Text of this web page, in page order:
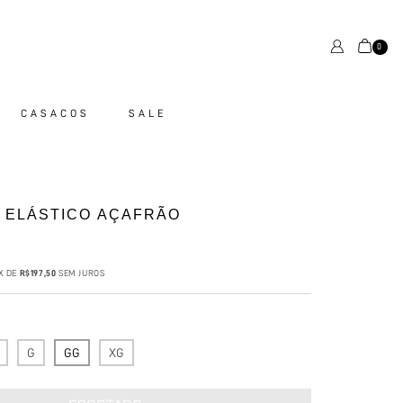
0
CASACOS SALE
AÇAFRÃO
DE R$197,50 SEM JUROS
G GG XG